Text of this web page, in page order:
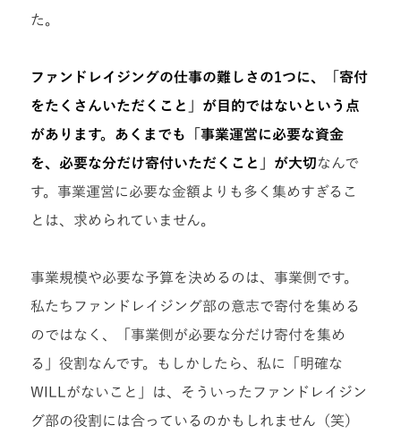
た。
ファンドレイジングの仕事の難しさの1つに、「寄付
をたくさんいただくこと」が目的ではないという点
があります。あくまでも「事業運営に必要な資金
を、必要な分だけ寄付いただくこと」が大切なんで
す。事業運営に必要な金額よりも多く集めすぎるこ
とは、求められていません。
事業規模や必要な予算を決めるのは、事業側です。
私たちファンドレイジング部の意志で寄付を集める
のではなく、「事業側が必要な分だけ寄付を集め
る」役割なんです。もしかしたら、私に「明確な
WILLがないこと」は、そういったファンドレイジン
グ部の役割には合っているのかもしれません（笑）